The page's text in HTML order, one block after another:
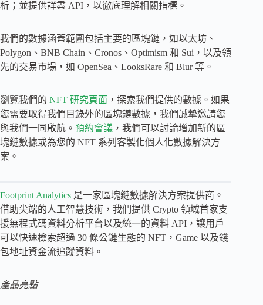
析；並提供詳盡 API，以徹底理解相關指標。
我們的數據涵蓋範圍包括主要的區塊鏈，如以太坊、
Polygon、BNB Chain、Cronos、Optimism 和 Sui，以及領
先的交易市場，如 OpenSea、LooksRare 和 Blur 等。
瀏覽我們的 NFT 研究頁面 ，探索我們提供的數據。如果
您需要取得我們目錄外的區塊鏈數據，我們誠摯邀請您
與我們一同啟航。 預約會議 ，我們可以討論增加新的區
塊鏈數據或為您的 NFT 系列客製化個人化數據解決方
案。
Footprint Analytics 是一家區塊鏈數據解決方案提供商。
借助尖端的人工智慧技術，我們提供 Crypto 領域首家支
援無程式碼資料分析平台以及統一的資料 API，讓用戶
可以快速檢索超過 30 條公鏈生態的 NFT，Game 以及錢
包地址資金流追蹤資料。
產品亮點